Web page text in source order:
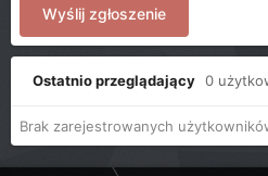
Wyślij zgłoszenie
Ostatnio przeglądający 0
Brak zarejestrowanych